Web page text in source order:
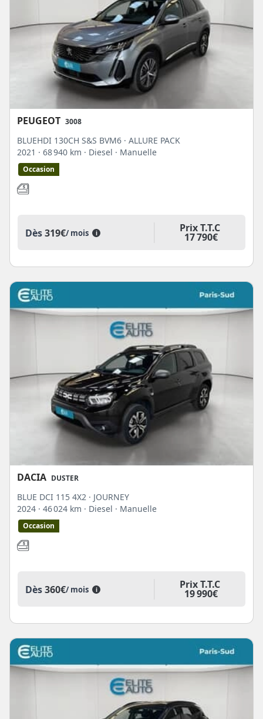
PEUGEOT 3008
BLUEHDI 130CH S&S BVM6 · ALLURE PACK
2021 · 68 940 km · Diesel · Manuelle
Occasion
Dès319€/ mois i Prix T.T.C
17 790€
DACIA DUSTER
BLUE DCI 115 4X2 · JOURNEY
2024 · 46 024 km · Diesel · Manuelle
Occasion
Dès360€/ mois i Prix T.T.C
19 990€